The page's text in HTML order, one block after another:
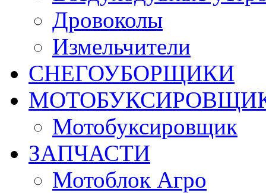
Дровоколы
Измельчители
СНЕГОУБОРЩИКИ
Мотобуксировщик
ЗАПЧАСТИ
Мотоблок Агро